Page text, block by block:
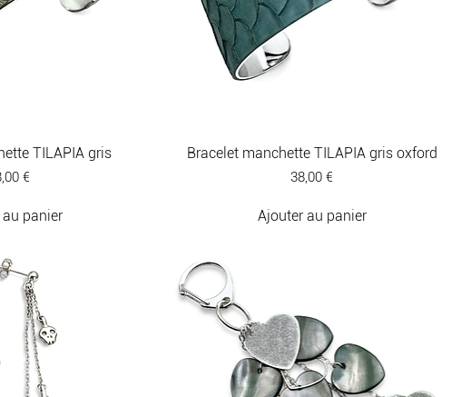
TILAPIA gris
€
panier
Bracelet manchette TILAPIA gris oxford
Prix
38,00 €
Ajouter au panier